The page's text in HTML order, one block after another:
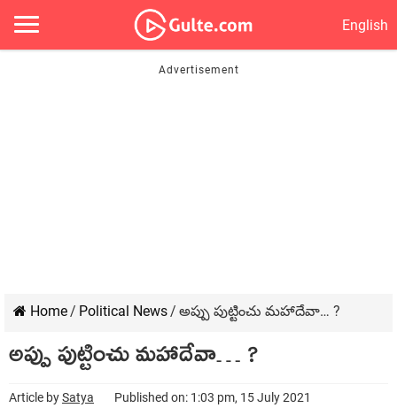
English
Home/ Political News/ అప్పు పుట్టించు మహాదేవా… ?
అప్పు పుట్టించు మహాదేవా… ?
Article bySatya Published on: 1:03 pm, 15 July 2021